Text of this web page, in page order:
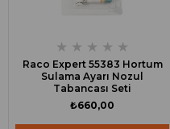
★ ★ ★ ★ ★
Raco Expert 55383 Hortum
Sulama Ayarı Nozul
Tabancası Seti
₺660,00